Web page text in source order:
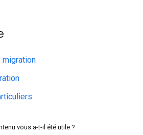
migration
vous a-t-il été utile ?